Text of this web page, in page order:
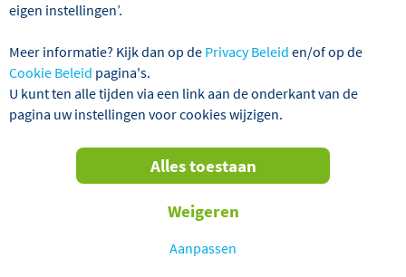
Groot-Brittannië
Sorteren
Verder filteren
VERTREKGARANTIES!
eigen instellingen’.
Meer informatie? Kijk dan op de Privacy Beleid en/of op de
Cookie Beleid pagina's.
U kunt ten alle tijden via een link aan de onderkant van de
pagina uw instellingen voor cookies wijzigen.
Aanpassen
Weigeren
Alles toestaan